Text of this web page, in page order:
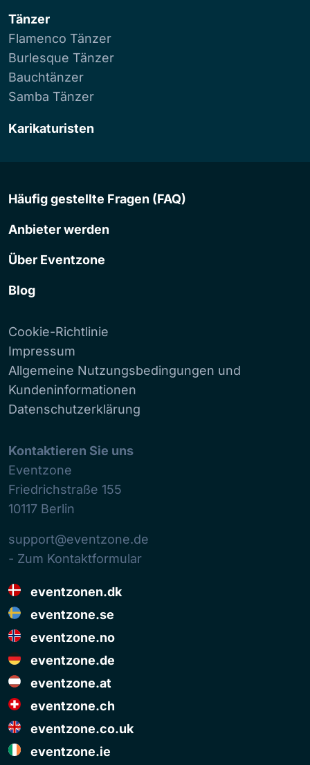
Tänzer
Flamenco Tänzer
Burlesque Tänzer
Bauchtänzer
Samba Tänzer
Karikaturisten
Häufig gestellte Fragen (FAQ)
Anbieter werden
Über Eventzone
Blog
Cookie-Richtlinie
Impressum
Allgemeine Nutzungsbedingungen und
Kundeninformationen
Datenschutzerklärung
Kontaktieren Sie uns
Eventzone
Friedrichstraße 155
10117 Berlin
support@eventzone.de
- Zum Kontaktformular
eventzonen.dk
eventzone.se
eventzone.no
eventzone.de
eventzone.at
eventzone.ch
eventzone.co.uk
eventzone.ie